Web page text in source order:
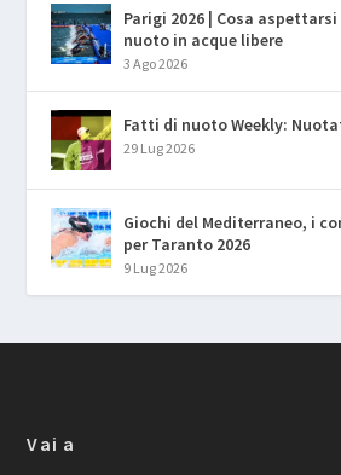
Parigi 2026 | Cosa
nuoto in acque libere
3 Ago 2026
Fatti di nuoto Weekly:
29 Lug 2026
Giochi del Mediterraneo, i
per Taranto 2026
9 Lug 2026
Vai a